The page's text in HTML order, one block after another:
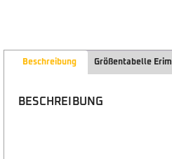
Beschreibung Größentabelle
BESCHREIBUNG